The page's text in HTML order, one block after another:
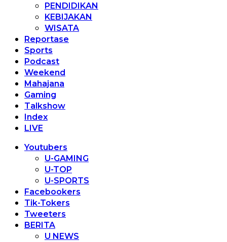
PENDIDIKAN
KEBIJAKAN
WISATA
Reportase
Sports
Podcast
Weekend
Mahajana
Gaming
Talkshow
Index
LIVE
Youtubers
U-GAMING
U-TOP
U-SPORTS
Facebookers
Tik-Tokers
Tweeters
BERITA
U NEWS